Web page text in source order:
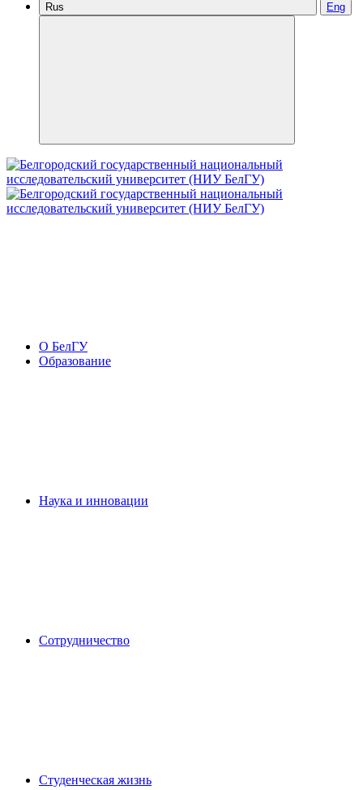
Rus Eng
О БелГУ
Образование
Наука и инновации
Сотрудничество
Студенческая жизнь